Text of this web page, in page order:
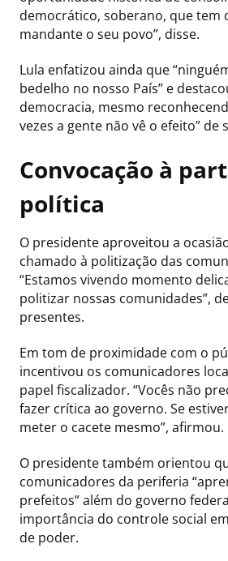
democrático, soberano, que tem
mandante o seu povo”, disse.
Lula enfatizou ainda que
bedelho no nosso País” e
democracia, mesmo
vezes a gente não vê o efeito” de
Convocação à
política
O presidente aproveitou a
chamado à politização das
“Estamos vivendo momento
politizar nossas comunidades”,
presentes.
Em tom de proximidade com o
incentivou os comunicadores
papel fiscalizador. “Vocês não
fazer crítica ao governo. Se
meter o cacete mesmo”, afirmou.
O presidente também orientou
comunicadores da periferia
prefeitos” além do governo
importância do controle social
de poder.